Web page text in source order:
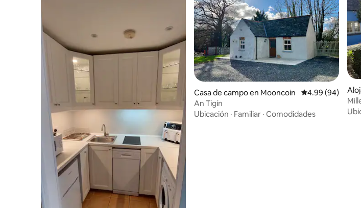
Casa de campo en Mooncoin Calificación
4.99 (94)
An Tigín
Ubicación · Familiar · Comodidades